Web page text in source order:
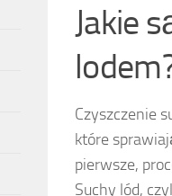
Jakie
Czyszczenie
które
pierwsze,
Suchy lód,